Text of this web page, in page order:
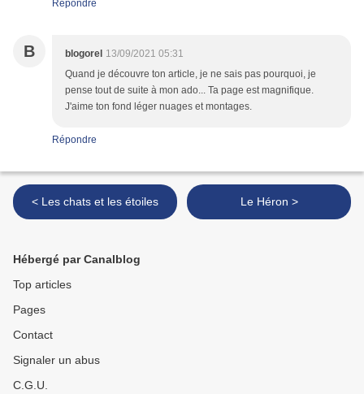
Répondre
B blogorel 13/09/2021 05:31
Quand je découvre ton article, je ne sais pas pourquoi, je
pense tout de suite à mon ado... Ta page est magnifique.
J'aime ton fond léger nuages et montages.
Répondre
< Les chats et les étoiles Le Héron >
Hébergé par Canalblog
Top articles
Pages
Contact
Signaler un abus
C.G.U.